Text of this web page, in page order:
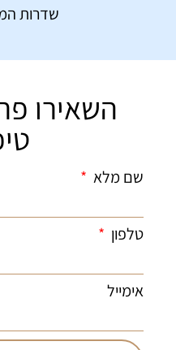
שדרות
השאירו
שם מלא
טלפון
אימייל